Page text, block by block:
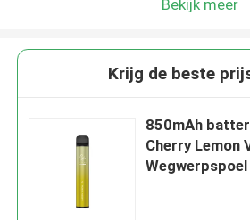
Bekijk meer
Krijg de beste
850mAh
Cherry Lemon
Wegwerpspoel